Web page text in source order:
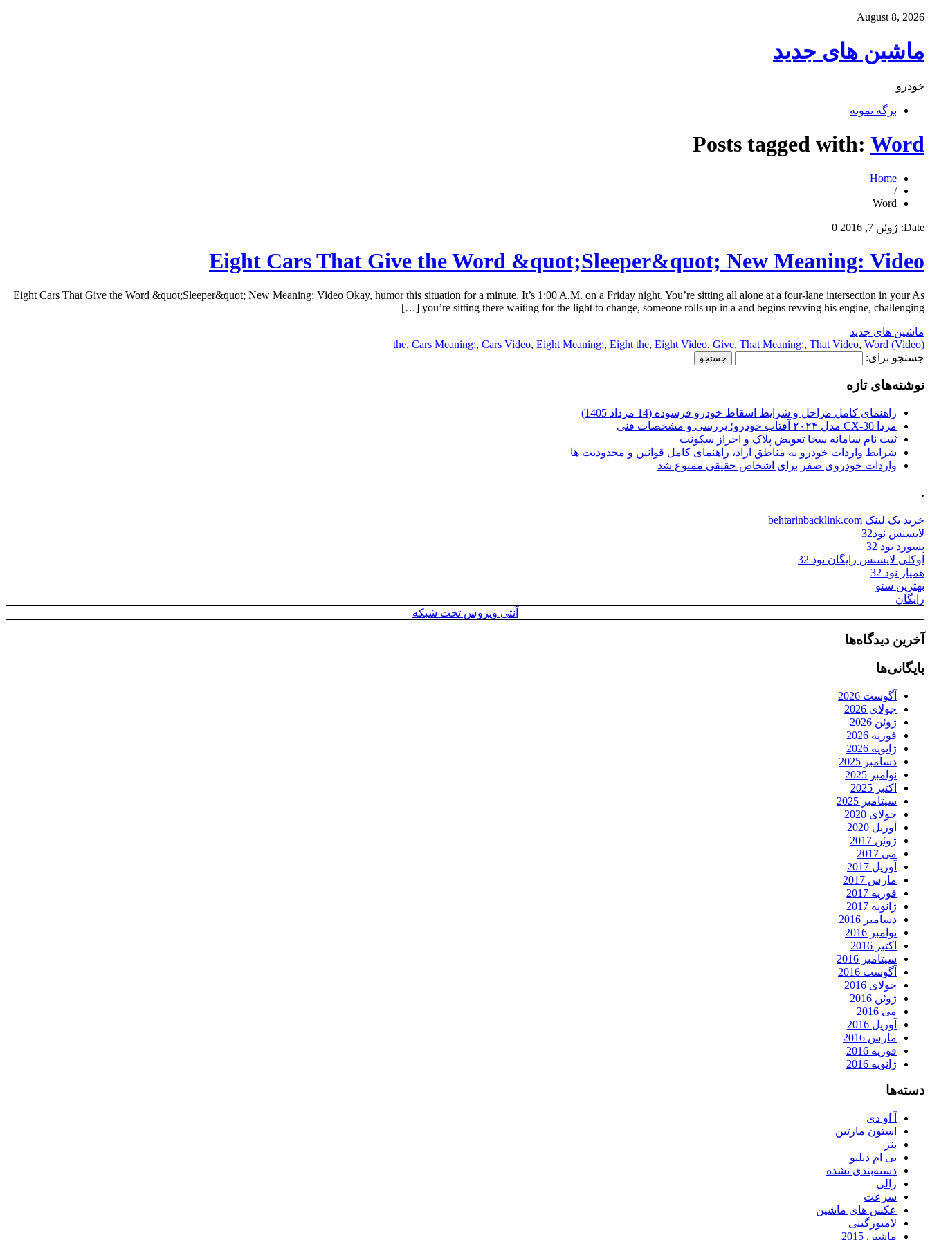
August 8, 2026
ماشین های جدید
خودرو
برگه نمونه
Posts tagged with: Word
Home
/
Word
Date: ژوئن 7, 2016 0
Eight Cars That Give the Word &quot;Sleeper&quot; New Meaning: Video
Eight Cars That Give the Word &quot;Sleeper&quot; New Meaning: Video Okay, humor this situation for a minute. It’s 1:00 A.M. on a Friday night. You’re sitting all alone at a four-lane intersection in your As
you’re sitting there waiting for the light to change, someone rolls up in a and begins revving his engine, challenging […]
ماشین های جدید
(Video) the
, Cars Meaning:, Cars Video, Eight Meaning:, Eight the, Eight Video, Give, That Meaning:, That Video, Word
جستجو برای:
نوشته‌های تازه
راهنمای کامل مراحل و شرایط اسقاط خودرو فرسوده (14 مرداد 1405)
مزدا CX-30 مدل ۲۰۲۴ آفتاب خودرو؛ بررسی و مشخصات فنی
ثبت نام سامانه سخا تعویض پلاک و احراز سکونت
شرایط واردات خودرو به مناطق آزاد، راهنمای کامل قوانین و محدودیت ها
واردات خودروی صفر برای اشخاص حقیقی ممنوع شد
.
خرید بک لینک behtarinbacklink.com
لایسنس نود32
پسورد نود 32
اوکلی لایسنس رایگان نود 32
همیار نود 32
بهترین سئو
رایگان
آنتی ویروس تحت شبکه
آخرین دیدگاه‌ها
بایگانی‌ها
آگوست 2026
جولای 2026
ژوئن 2026
فوریه 2026
ژانویه 2026
دسامبر 2025
نوامبر 2025
اکتبر 2025
سپتامبر 2025
جولای 2020
آوریل 2020
ژوئن 2017
می 2017
آوریل 2017
مارس 2017
فوریه 2017
ژانویه 2017
دسامبر 2016
نوامبر 2016
اکتبر 2016
سپتامبر 2016
آگوست 2016
جولای 2016
ژوئن 2016
می 2016
آوریل 2016
مارس 2016
فوریه 2016
ژانویه 2016
دسته‌ها
آ او دی
استون مارتین
بنز
بی ام دبلیو
دسته‌بندی نشده
رالی
سرعت
عکس های ماشین
لامبورگینی
ماشین 2015